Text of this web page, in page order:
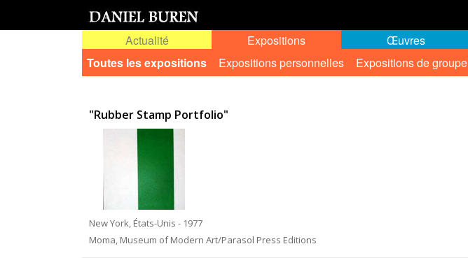
Actualité
Expositions
Toutes les expositions
Expositions personnelles Expositions de groupe
Œuvres
"Rubber Stamp Portfolio"
New York, États-Unis - 1977
Moma, Museum of Modern Art/Parasol Press Editions